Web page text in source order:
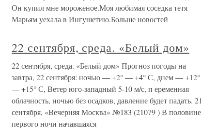
Он купил мне мороженое.Моя любимая соседка тетя
Марьям уехала в Ингушетию.Больше новостей
22 сентября, среда. «Белый дом»
22 сентября, среда. «Белый дом» Прогноз погоды на
завтра, 22 сентября: ночью — +2° — +4° С, днем — +12°
— +15° С, Ветер юго-западный 5-10 м/с, п еременная
облачность, ночью без осадков, давление будет падать. 21
сентября, «Вечерняя Москва» №183 (21079 ) В половине
первого ночи начавшаяся